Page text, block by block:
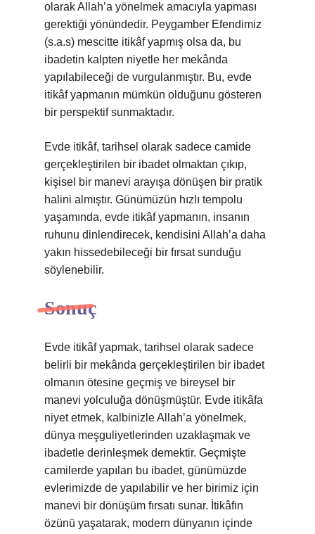
olarak Allah’a yönelmek amacıyla yapması
gerektiği yönündedir. Peygamber Efendimiz
(s.a.s) mescitte itikâf yapmış olsa da, bu
ibadetin kalpten niyetle her mekânda
yapılabileceği de vurgulanmıştır. Bu, evde
itikâf yapmanın mümkün olduğunu gösteren
bir perspektif sunmaktadır.
Evde itikâf, tarihsel olarak sadece camide
gerçekleştirilen bir ibadet olmaktan çıkıp,
kişisel bir manevi arayışa dönüşen bir pratik
halini almıştır. Günümüzün hızlı tempolu
yaşamında, evde itikâf yapmanın, insanın
ruhunu dinlendirecek, kendisini Allah’a daha
yakın hissedebileceği bir fırsat sunduğu
söylenebilir.
Sonuç
Evde itikâf yapmak, tarihsel olarak sadece
belirli bir mekânda gerçekleştirilen bir ibadet
olmanın ötesine geçmiş ve bireysel bir
manevi yolculuğa dönüşmüştür. Evde itikâfa
niyet etmek, kalbinizle Allah’a yönelmek,
dünya meşguliyetlerinden uzaklaşmak ve
ibadetle derinleşmek demektir. Geçmişte
camilerde yapılan bu ibadet, günümüzde
evlerimizde de yapılabilir ve her birimiz için
manevi bir dönüşüm fırsatı sunar. İtikâfın
özünü yaşatarak, modern dünyanın içinde